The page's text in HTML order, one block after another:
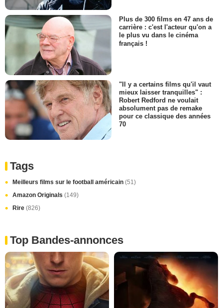
Plus de 300 films en 47 ans de
carrière : c'est l'acteur qu'on a
le plus vu dans le cinéma
français !
"Il y a certains films qu'il vaut
mieux laisser tranquilles" :
Robert Redford ne voulait
absolument pas de remake
pour ce classique des années
70
Tags
Meilleurs films sur le football américain (51)
Amazon Originals (149)
Rire (826)
Top Bandes-annonces